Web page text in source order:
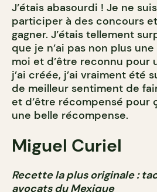
J’étais abasourdi ! Je ne
participer à des concours
gagner. J’étais tellement
que je n’ai pas non plus
moi et d’être reconnu pour
j’ai créée, j’ai vraiment été
de meilleur sentiment de
et d’être récompensé pour
une belle récompense.
Miguel Curiel
Recette la plus originale :
avocats du Mexique